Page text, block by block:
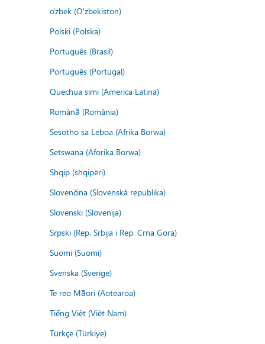
o'zbek (O'zbekiston)
Polski (Polska)
Português (Brasil)
Português (Portugal)
Quechua simi (America Latina)
Română (România)
Sesotho sa Leboa (Afrika Borwa)
Setswana (Aforika Borwa)
Shqip (shqipëri)
Slovenčina (Slovenská republika)
Slovenski (Slovenija)
Srpski (Rep. Srbija i Rep. Crna Gora)
Suomi (Suomi)
Svenska (Sverige)
Te reo Māori (Aotearoa)
Tiếng Việt (Việt Nam)
Türkçe (Türkiye)